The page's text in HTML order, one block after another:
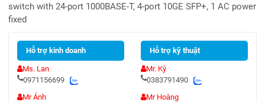
switch with 24-port 1000BASE-T, 4-port 10GE SFP+, 1 AC power
fixed
Hỗ trợ kinh doanh
Ms. Lan
0971156699
Mr Ánh
Hỗ trợ kỹ thuật
Mr. Kỳ
0383791490
Mr Hoàng